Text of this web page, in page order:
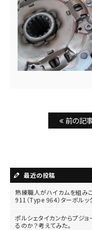
前の記
最近の投稿
熟練職人がハイカムを組み
911（Type 964）ターボルッ
ポルシェタイカンからプジ
るのか？考えてみた。